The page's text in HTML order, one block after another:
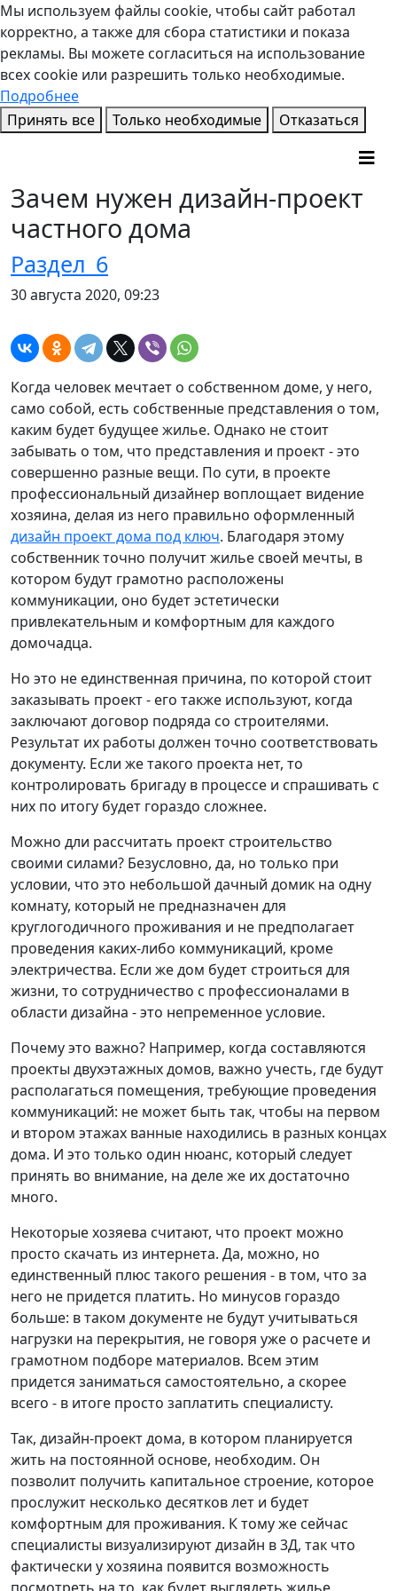
Мы используем файлы cookie, чтобы сайт работал
корректно, а также для сбора статистики и показа
рекламы. Вы можете согласиться на использование
всех cookie или разрешить только необходимые.
Подробнее
Принять все
Только необходимые Отказаться
Зачем нужен дизайн-проект
частного дома
Раздел_6
30 августа 2020, 09:23
Когда человек мечтает о собственном доме, у него,
само собой, есть собственные представления о том,
каким будет будущее жилье. Однако не стоит
забывать о том, что представления и проект - это
совершенно разные вещи. По сути, в проекте
профессиональный дизайнер воплощает видение
хозяина, делая из него правильно оформленный
дизайн проект дома под ключ. Благодаря этому
собственник точно получит жилье своей мечты, в
котором будут грамотно расположены
коммуникации, оно будет эстетически
привлекательным и комфортным для каждого
домочадца.
Но это не единственная причина, по которой стоит
заказывать проект - его также используют, когда
заключают договор подряда со строителями.
Результат их работы должен точно соответствовать
документу. Если же такого проекта нет, то
контролировать бригаду в процессе и спрашивать с
них по итогу будет гораздо сложнее.
Можно дли рассчитать проект строительство
своими силами? Безусловно, да, но только при
условии, что это небольшой дачный домик на одну
комнату, который не предназначен для
круглогодичного проживания и не предполагает
проведения каких-либо коммуникаций, кроме
электричества. Если же дом будет строиться для
жизни, то сотрудничество с профессионалами в
области дизайна - это непременное условие.
Почему это важно? Например, когда составляются
проекты двухэтажных домов, важно учесть, где будут
располагаться помещения, требующие проведения
коммуникаций: не может быть так, чтобы на первом
и втором этажах ванные находились в разных концах
дома. И это только один нюанс, который следует
принять во внимание, на деле же их достаточно
много.
Некоторые хозяева считают, что проект можно
просто скачать из интернета. Да, можно, но
единственный плюс такого решения - в том, что за
него не придется платить. Но минусов гораздо
больше: в таком документе не будут учитываться
нагрузки на перекрытия, не говоря уже о расчете и
грамотном подборе материалов. Всем этим
придется заниматься самостоятельно, а скорее
всего - в итоге просто заплатить специалисту.
Так, дизайн-проект дома, в котором планируется
жить на постоянной основе, необходим. Он
позволит получить капитальное строение, которое
прослужит несколько десятков лет и будет
комфортным для проживания. К тому же сейчас
специалисты визуализируют дизайн в 3Д, так что
фактически у хозяина появится возможность